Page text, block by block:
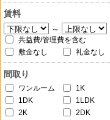
賃料
～
共益費/管理費を含む
敷金なし
礼金なし
間取り
ワンルーム
1K
1DK
1LDK
2K
2DK